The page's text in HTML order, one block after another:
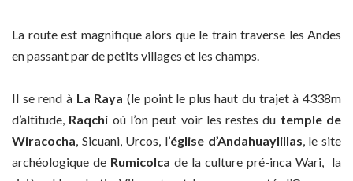
La route est magnifique alors que le train traverse les Andes
en passant par de petits villages et les champs.
Il se rend à La Raya (le point le plus haut du trajet à 4338m
d’altitude, Raqchi où l’on peut voir les restes du temple de
Wiracocha, Sicuani, Urcos, l’église d’Andahuaylillas, le site
archéologique de Rumicolca de la culture pré-inca Wari, la